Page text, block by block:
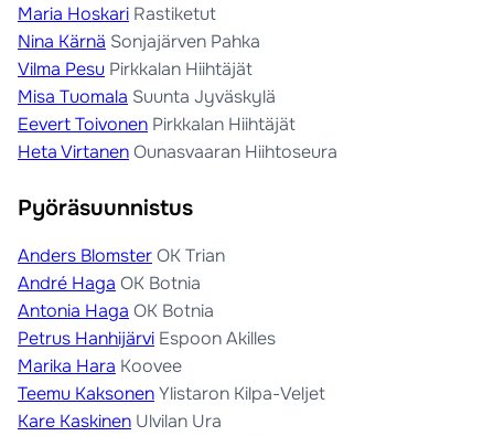
Maria Hoskari Rastiketut
Nina Kärnä Sonjajärven Pahka
Vilma Pesu Pirkkalan Hiihtäjät
Misa Tuomala Suunta Jyväskylä
Eevert Toivonen Pirkkalan Hiihtäjät
Heta VirtanenOunasvaaran Hiihtoseura
Pyöräsuunnistus
Anders BlomsterOK Trian
André Haga OK Botnia
Antonia Haga OK Botnia
Petrus Hanhijärvi Espoon Akilles
Marika Hara Koovee
Teemu KaksonenYlistaron Kilpa-Veljet
Kare Kaskinen Ulvilan Ura